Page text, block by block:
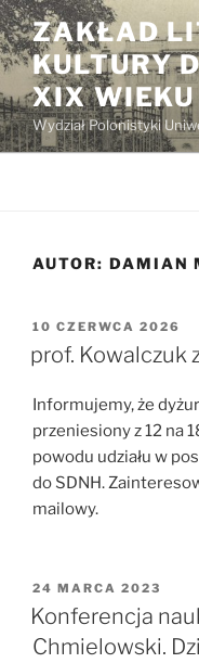
Przejdź
do
treści
ZAKŁAD
KULTURY
XIX WIEKU
Wydział Polonistyki
AUTOR: DAMIAN
OPUBLIKOWANE
10 CZERWCA 2026
prof. Kowalczuk
Informujemy, że
przeniesiony z 12 na
powodu udziału w
do SDNH.
mailowy.
OPUBLIKOWANE
W
24 MARCA 2023
Konferencja
Chmielowski.